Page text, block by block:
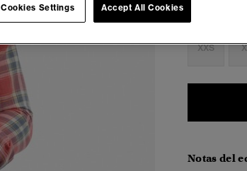
XXS
Notas del
Accept All Cookies
Cookies Settings